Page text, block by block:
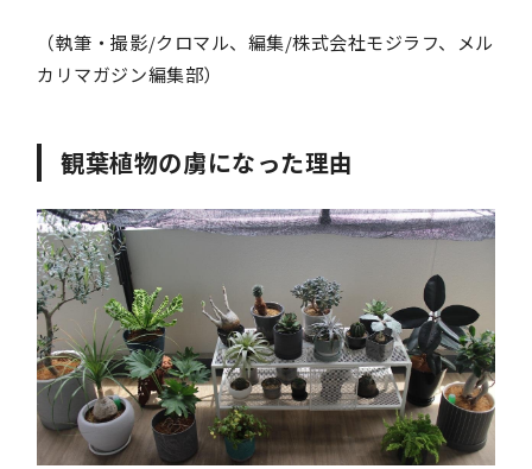
（執筆・撮影/クロマル、編集/株式会社モジラフ、メル
カリマガジン編集部）
観葉植物の虜になった理由